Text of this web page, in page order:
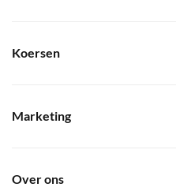
Koersen
Marketing
Over ons